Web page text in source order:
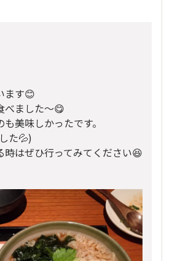
ます😊
べました〜😋
美味しかったです。
た💦)
時はぜひ行ってみてください😆